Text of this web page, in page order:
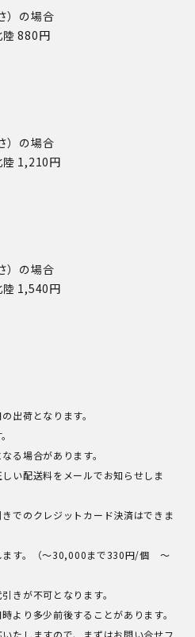
）の場合
陸 880円
）の場合
陸 1,210円
）の場合
陸 1,540円
出荷となります。
る場合があります。
い配送料をメールでお知らせしま
でのクレジットカード決済はできま
ます。（～30,000まで330円/個 ～
きが不可となります。
より多少前後することがあります。
たしますので、まずはお問い合せフ